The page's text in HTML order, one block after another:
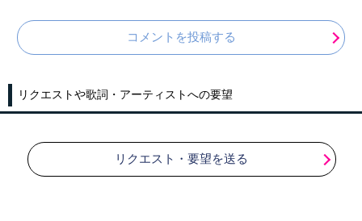
コメントを投稿する
リクエストや歌詞・アーティストへの要望
リクエスト・要望を送る